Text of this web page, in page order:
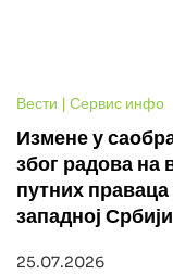
Вести | Сервис инфо
Измене у
због радова на
путних праваца
западној Србији
25.07.2026